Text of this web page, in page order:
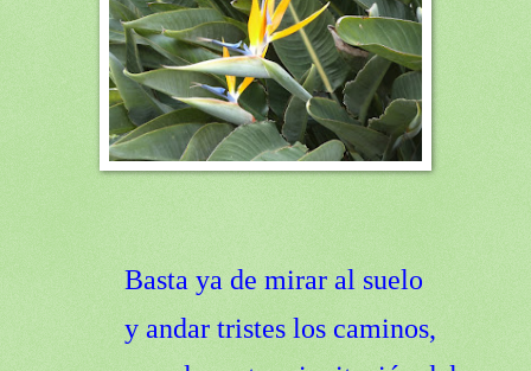
Basta ya de mirar al suelo
y andar tristes los caminos,